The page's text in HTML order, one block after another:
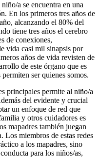
a se encuentra en una
En los primeros tres años de
alcanzando el 80% del
tiene tres años el cerebro
de conexiones,
vida casi mil sinapsis por
años de vida revisten de
de este órgano que es
ser quienes somos.
principales permite al niño/a
del evidente y crucial
un enfoque de red que
y otros cuidadores es
mapadres también juegan
Los miembros de estas redes
a los mapadres, sino
para los niños/as,